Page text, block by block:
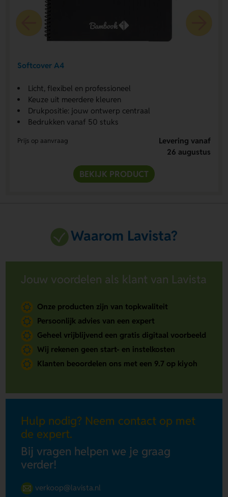
Softcover A4
Licht, flexibel en professioneel
Keuze uit meerdere kleuren
Drukpositie: jouw ontwerp centraal
Bedrukken vanaf 50 stuks
Prijs op aanvraag
Levering vanaf
26 augustus
BEKIJK PRODUCT
Waarom Lavista?
Jouw voordelen als klant van Lavista
Onze producten zijn van topkwaliteit
Persoonlijk advies van een expert
Geheel vrijblijvend een gratis digitaal voorbeeld
Wij rekenen geen start- en instelkosten
Klanten beoordelen ons met een 9.7 op kiyoh
Hulp nodig? Neem contact op met
de expert.
Bij vragen helpen we je graag
verder!
verkoop@lavista.nl